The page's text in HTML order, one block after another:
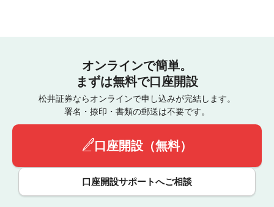
オンラインで簡単。
まずは無料で口座開設
松井証券ならオンラインで申し込みが完結します。
署名・捺印・書類の郵送は不要です。
口座開設（無料）
口座開設サポートへご相談